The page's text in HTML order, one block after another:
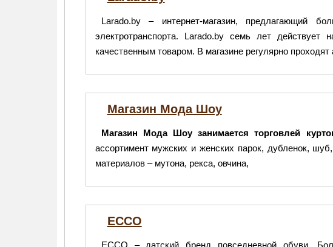
Larado.by – интернет-магазин, предлагающий
электротранспорта. Larado.by семь лет
качественным товаром. В магазине регулярно проходят
Магазин Мода Шоу
Магазин Мода Шоу занимается торговлей
ассортимент мужских и женских парок, дубленок,
материалов – мутона, рекса, овчина,
ECCO
ECCO – датский бренд повседневной обуви.